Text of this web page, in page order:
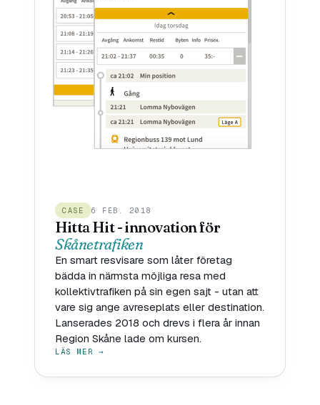
CASE 6 FEB. 2018
Hitta Hit - innovation för
Skånetrafiken
En smart resvisare som låter företag
bädda in närmsta möjliga resa med
kollektivtrafiken på sin egen sajt - utan att
vare sig ange avreseplats eller destination.
Lanserades 2018 och drevs i flera år innan
Region Skåne lade om kursen.
LÄS MER →